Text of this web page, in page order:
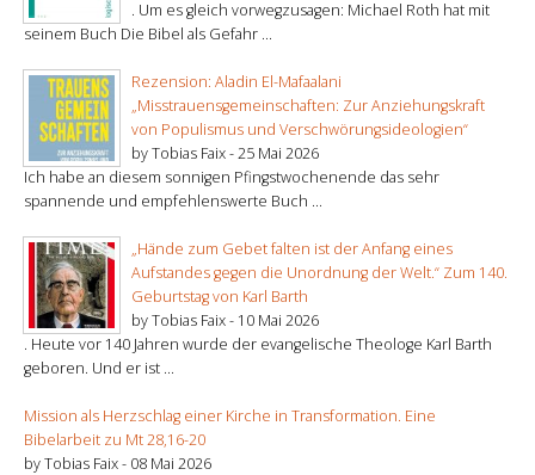
. Um es gleich vorwegzusagen: Michael Roth hat mit
seinem Buch Die Bibel als Gefahr ...
Rezension: Aladin El-Mafaalani
„Misstrauensgemeinschaften: Zur Anziehungskraft
von Populismus und Verschwörungsideologien“
by Tobias Faix -25 Mai 2026
Ich habe an diesem sonnigen Pfingstwochenende das sehr
spannende und empfehlenswerte Buch ...
„Hände zum Gebet falten ist der Anfang eines
Aufstandes gegen die Unordnung der Welt.“ Zum 140.
Geburtstag von Karl Barth
by Tobias Faix - 10 Mai 2026
. Heute vor 140 Jahren wurde der evangelische Theologe Karl Barth
geboren. Und er ist ...
Mission als Herzschlag einer Kirche in Transformation. Eine
Bibelarbeit zu Mt 28,16-20
by Tobias Faix - 08 Mai 2026